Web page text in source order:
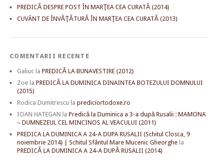
PREDICĂ DESPRE POST ÎN MARŢEA CEA CURATĂ (2014)
CUVÂNT DE ÎNVĂŢĂTURĂ ÎN MARŢEA CEA CURATĂ (2013)
COMENTARII RECENTE
Galiuc la PREDICĂ LA BUNAVESTIRE (2012)
Zoe la PREDICĂ LA DUMINICA DINAINTEA BOTEZULUI DOMNULUI
(2015)
Rodica Dumitrescu la prediciortodoxe.ro
IOAN HATEGAN la Predică la Duminica a 3-a după Rusalii : MAMONA
– DUMNEZEUL CEL MINCINOS AL VEACULUI (2011)
PREDICA LA DUMINICA A 24-A DUPA RUSALII (Schitul Closca, 9
noiembrie 2014) | Schitul Sfântul Mare Mucenic Gheorghe la
PREDICĂ LA DUMINICA A 24-A DUPĂ RUSALII (2014)